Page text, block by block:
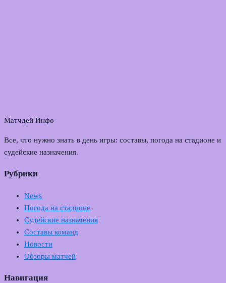
Матчдей Инфо
Все, что нужно знать в день игры: составы, погода на стадионе и
судейские назначения.
Рубрики
News
Погода на стадионе
Судейские назначения
Составы команд
Новости
Обзоры матчей
Навигация